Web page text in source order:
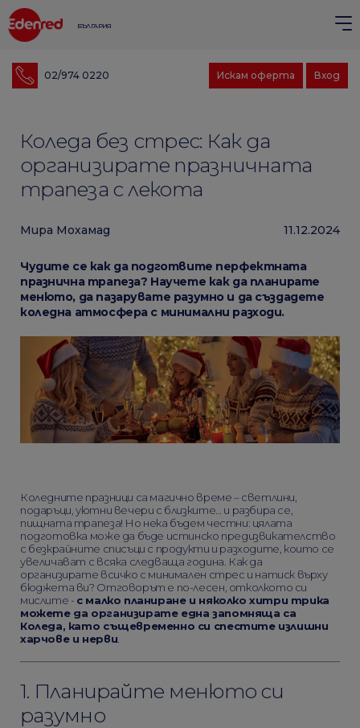
БЪЛГАРИЯ
02/974 0220 Вход
Искам оферта
Коледа без стрес: Как да
организирате празничната
трапеза с лекота
11.12.2024
Мира Мохамад
Чудите се как да подготвите перфектната
празнична трапеза? Научете как да планирате
менюто, да пазарувате разумно и да създадете
коледна атмосфера с минимални разходи.
Коледните празници са магично време – светлини,
подаръци, уютни вечери с близките… и разбира се,
пищната трапеза! Но нека бъдем честни: цялата
подготовка може да бъде истинско предизвикателство
с безкрайните списъци с продукти и разходите, които се
увеличават с всяка следваща година. Как да
организирате всичко с минимален стрес и натиск върху
бюджета ви? Отговорът е по-лесен, отколкото си
мислите - с малко планиране и няколко хитри трика
можете да организирате една запомняща са
Коледа, като същевременно си спестите излишни
харчове и нерви
1. Планирайте менюто си
разумно